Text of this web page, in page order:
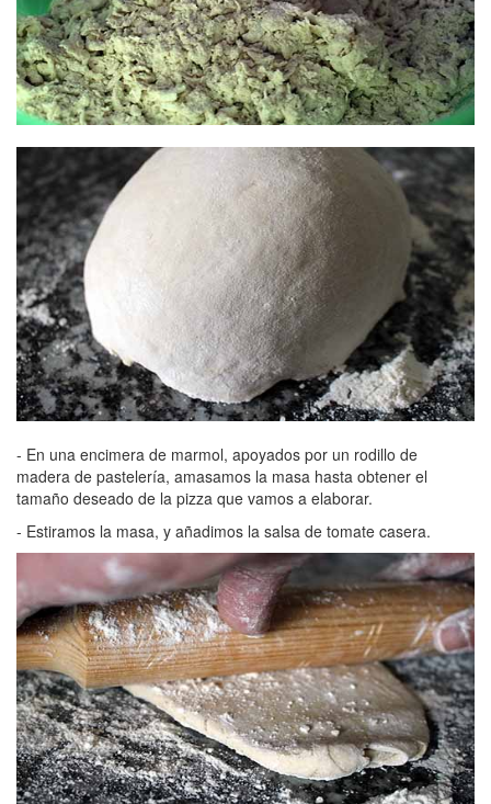
- En una encimera de marmol, apoyados por un rodillo de
madera de pastelería, amasamos la masa hasta obtener el
tamaño deseado de la pizza que vamos a elaborar.
- Estiramos la masa, y añadimos la salsa de tomate casera.